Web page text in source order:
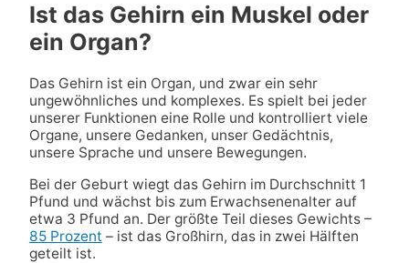
Ist das Gehirn ein Muskel oder
ein Organ?
Das Gehirn ist ein Organ, und zwar ein sehr
ungewöhnliches und komplexes. Es spielt bei jeder
unserer Funktionen eine Rolle und kontrolliert viele
Organe, unsere Gedanken, unser Gedächtnis,
unsere Sprache und unsere Bewegungen.
Bei der Geburt wiegt das Gehirn im Durchschnitt 1
Pfund und wächst bis zum Erwachsenenalter auf
etwa 3 Pfund an. Der größte Teil dieses Gewichts –
85 Prozent – ist das Großhirn, das in zwei Hälften
geteilt ist.